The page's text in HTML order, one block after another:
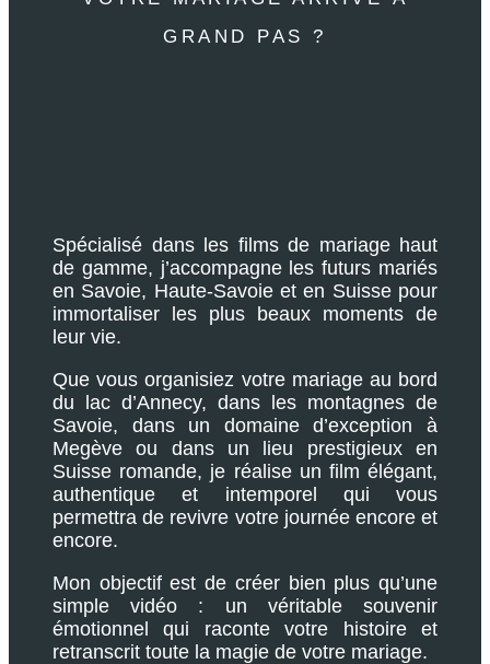
GRAND PAS ?
Spécialisé dans les films de mariage haut
de gamme, j’accompagne les futurs mariés
en Savoie, Haute-Savoie et en Suisse pour
immortaliser les plus beaux moments de
leur vie.
Que vous organisiez votre mariage au bord
du lac d’Annecy, dans les montagnes de
Savoie, dans un domaine d’exception à
Megève ou dans un lieu prestigieux en
Suisse romande, je réalise un film élégant,
authentique et intemporel qui vous
permettra de revivre votre journée encore et
encore.
Mon objectif est de créer bien plus qu’une
simple vidéo : un véritable souvenir
émotionnel qui raconte votre histoire et
retranscrit toute la magie de votre mariage.